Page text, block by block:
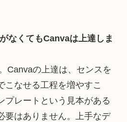
なくてもCanvaは上達しま
Canvaの上達は、センスを
こなせる工程を増やすこ
プレートという見本がある
要はありません。上手なデ